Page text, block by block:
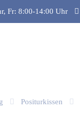
Fr: 8:00-14:00 Uhr
Positurkissen